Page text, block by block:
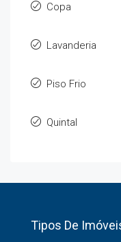
Copa
Lavanderia
Piso Frio
Quintal
Tipos De